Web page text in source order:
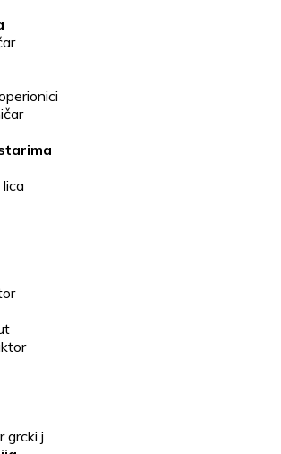
grcki j